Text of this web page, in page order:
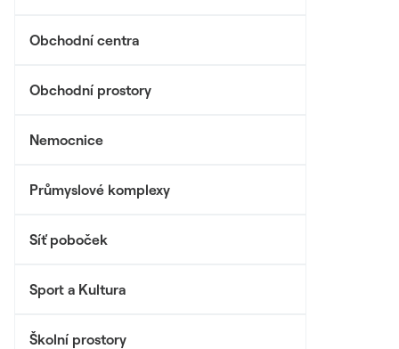
Obchodní centra
Obchodní prostory
Nemocnice
Průmyslové komplexy
Síť poboček
Sport a Kultura
Školní prostory